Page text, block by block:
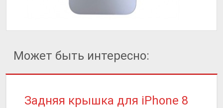
Может быть интересно:
Задняя крышка для iPhone 8